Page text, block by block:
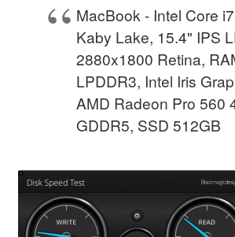
MacBook - Intel Core
Kaby Lake, 15.4" IPS
2880x1800 Retina,
LPDDR3, Intel Iris
AMD Radeon Pro 560
GDDR5, SSD 512GB